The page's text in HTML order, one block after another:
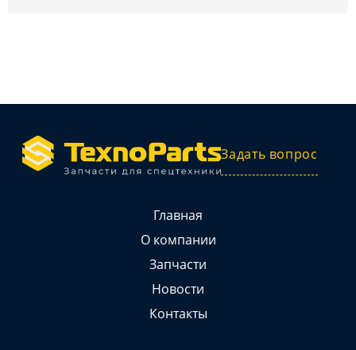
Задать вопрос
Главная
О компании
Запчасти
Новости
Контакты